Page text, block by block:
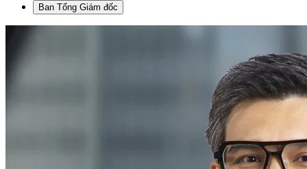
Ban Tổng Giám đốc